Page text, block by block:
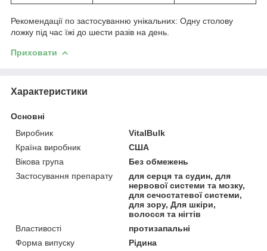
Рекомендації по застосуванню унікальних: Одну столову
ложку під час їжі до шести разів на день.
Приховати
Характеристики
Основні
Виробник
VitalBulk
Країна виробник
США
Вікова група
Без обмежень
Застосування препарату
для серця та судин, для
нервової системи та мозку,
для сечостатевої системи,
для зору, Для шкіри,
волосся та нігтів
Властивості
протизапальні
Форма випуску
Рідина